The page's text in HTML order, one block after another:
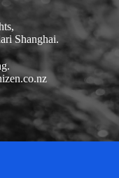
Shanghai.